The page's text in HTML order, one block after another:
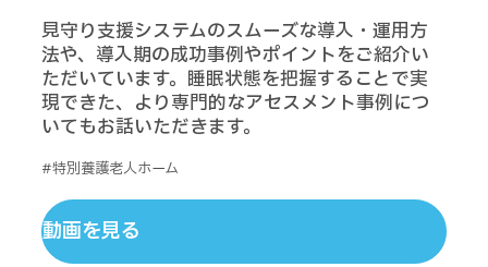
見守り支援システムのスムーズな導入・運用方
法や、導入期の成功事例やポイントをご紹介い
ただいています。睡眠状態を把握することで実
現できた、より専門的なアセスメント事例につ
いてもお話いただきます。
#特別養護老人ホーム
動画を見る